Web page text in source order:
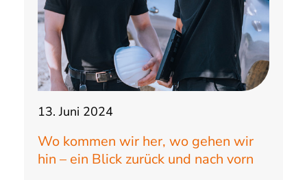
13. Juni 2024
Wo kommen wir her, wo gehen wir
hin – ein Blick zurück und nach vorn